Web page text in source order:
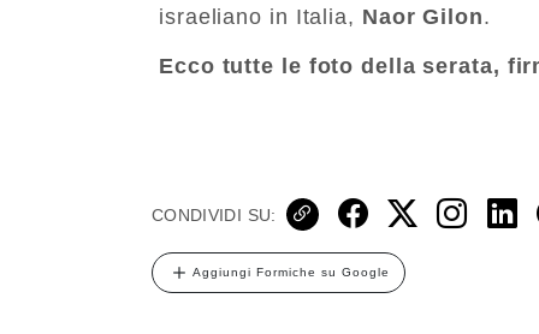
israeliano in Italia, Naor Gilon.
Ecco tutte le foto della serata,
CONDIVIDI SU:
Aggiungi Formiche su Google